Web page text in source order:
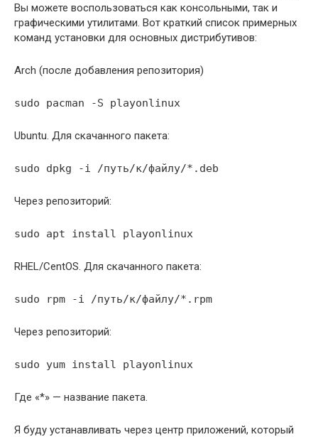
Вы можете воспользоваться как консольными, так и
графическими утилитами. Вот краткий список примерных
команд установки для основных дистрибутивов:
Arch (после добавления репозитория)
sudo pacman -S playonlinux
Ubuntu. Для скачанного пакета:
sudo dpkg -i /путь/к/файлу/*.deb
Через репозиторий:
sudo apt install playonlinux
RHEL/CentOS. Для скачанного пакета:
sudo rpm -i /путь/к/файлу/*.rpm
Через репозиторий:
sudo yum install playonlinux
Где «*» — название пакета.
Я буду устанавливать через центр приложений, который